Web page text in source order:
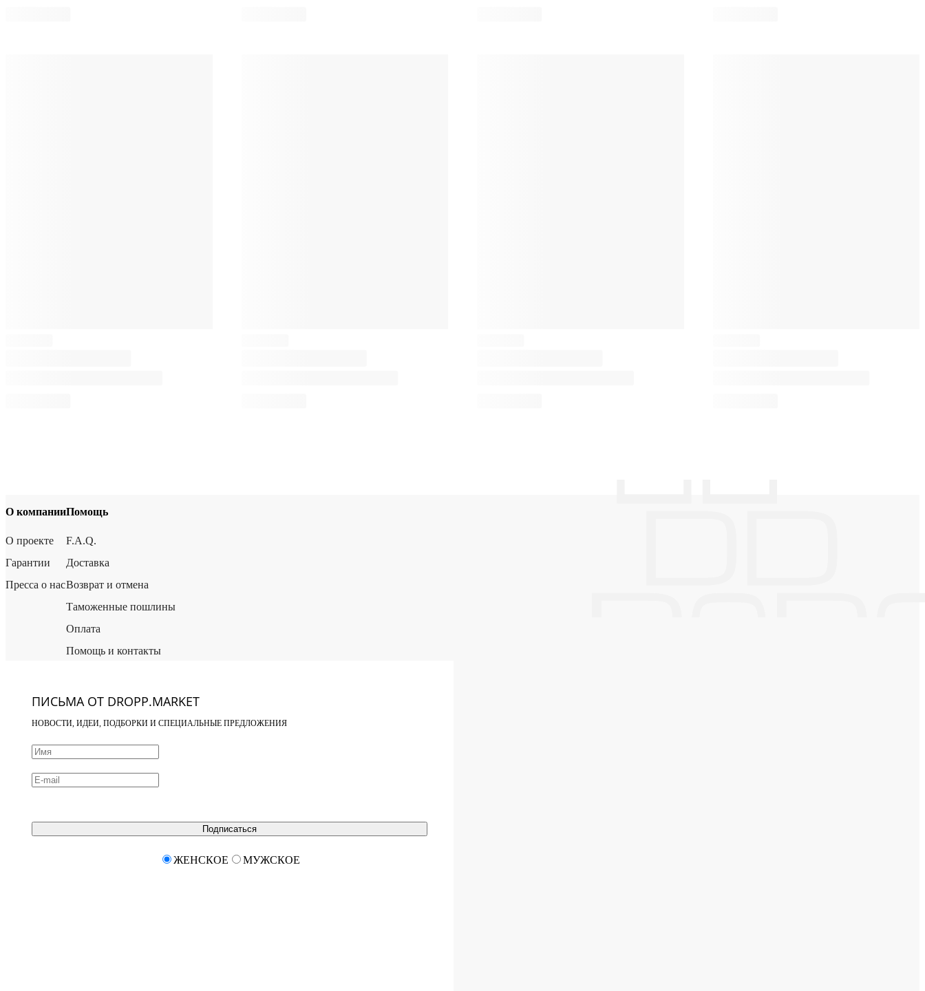
О компании
О проекте
Гарантии
Пресса о нас
Помощь
F.A.Q.
Доставка
Возврат и отмена
Таможенные пошлины
Оплата
Помощь и контакты
ПИСЬМА ОТ DROPP.MARKET
НОВОСТИ, ИДЕИ, ПОДБОРКИ И СПЕЦИАЛЬНЫЕ ПРЕДЛОЖЕНИЯ
Подписаться
ЖЕНСКОЕ МУЖСКОЕ